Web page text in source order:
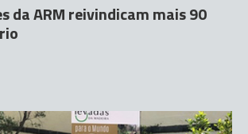
da ARM reivindicam mais 90